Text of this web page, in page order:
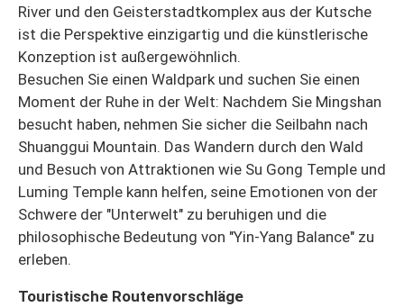
River und den Geisterstadtkomplex aus der Kutsche
ist die Perspektive einzigartig und die künstlerische
Konzeption ist außergewöhnlich.
Besuchen Sie einen Waldpark und suchen Sie einen
Moment der Ruhe in der Welt: Nachdem Sie Mingshan
besucht haben, nehmen Sie sicher die Seilbahn nach
Shuanggui Mountain. Das Wandern durch den Wald
und Besuch von Attraktionen wie Su Gong Temple und
Luming Temple kann helfen, seine Emotionen von der
Schwere der "Unterwelt" zu beruhigen und die
philosophische Bedeutung von "Yin-Yang Balance" zu
erleben.
Touristische Routenvorschläge